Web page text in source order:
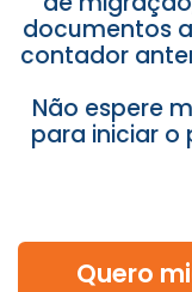
documentos
contador
Não espere
para iniciar o
Quero